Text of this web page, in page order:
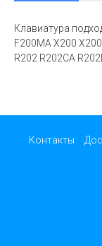
Клавиатура
F200MA X200
R202 R202CA
Контакты